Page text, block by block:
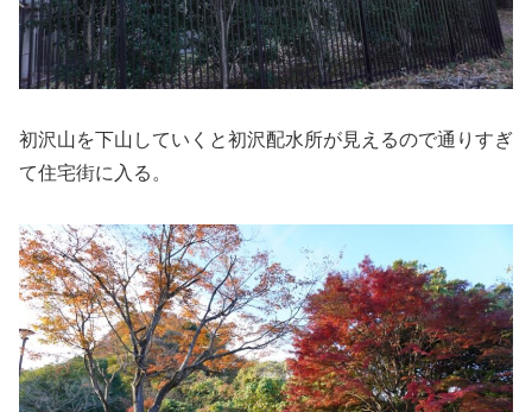
初沢山を下山していくと初沢配水所が見えるので通りすぎ
て住宅街に入る。